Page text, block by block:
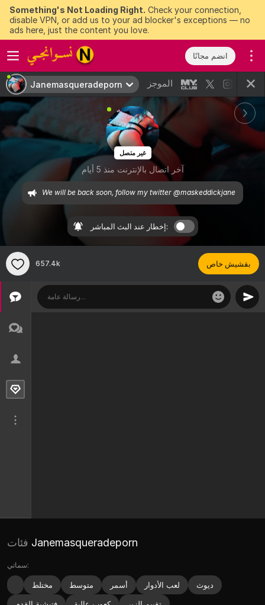
Something's Not Loading Right. Check your connection,
disable VPN, or add us to your ad blocker's exceptions — no
ads here, just the content you love.
انضم مجانًا
Janemasqueradeporn الموجز
غير متصل
آخر اتصال بالإنترنت منذ 5 أيام
We will be back soon, follow my twitter @maskeddickjane
إخطار عند البث المباشر:
657.4k بقشيش خاص
Janemasqueradeporn
سماتي:
مختلط متوسط أسمر لعب الأدوار
ديوث